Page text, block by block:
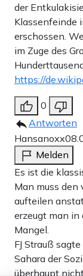
der
Klassenfeinde
erschossen.
im Zuge des
https://
0
Antworten
Hansanoxx
Melden
Es ist die
Man muss den
aufteilen
erzeugt man in
Mangel.
FJ Strauß
Sahara der
überhaupt